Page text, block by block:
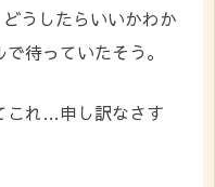
うしたらいいかわか
待っていたそう。
これ…申し訳なさす